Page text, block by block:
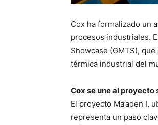
Cox ha formalizado un
procesos industriales.
Showcase (GMTS),
térmica industrial del
Cox se une al
El proyecto Ma’aden I,
representa un paso